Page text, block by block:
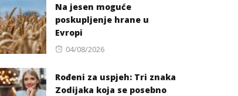
Na jesen moguće
poskupljenje hrane u
Evropi
Posted
04/08/2026
Rođeni za uspjeh: Tri znaka
Zodijaka koja se posebno